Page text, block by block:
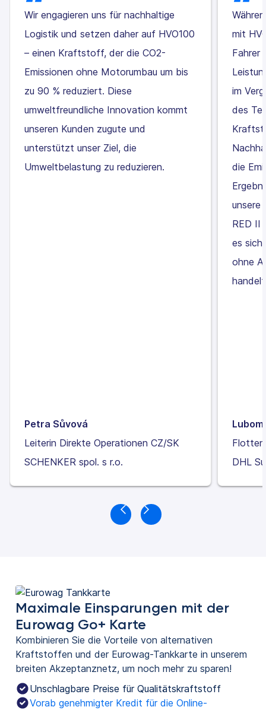
Wir engagieren uns für nachhaltige
Logistik und setzen daher auf HVO100
– einen Kraftstoff, der die CO2-
Emissionen ohne Motorumbau um bis
zu 90 % reduziert. Diese
umweltfreundliche Innovation kommt
unseren Kunden zugute und
unterstützt unser Ziel, die
Umweltbelastung zu reduzieren.
Petra Sůvová
Leiterin Direkte Operationen CZ/SK
SCHENKER spol. s r.o.
mit
Fahrer
im
des
die
unsere
RED II
es sich
ohne
DHL
Maximale Einsparungen mit der
Eurowag Go+ Karte
Kombinieren Sie die Vorteile von alternativen
Kraftstoffen und der Eurowag-Tankkarte in unserem
breiten Akzeptanznetz, um noch mehr zu sparen!
Unschlagbare Preise für Qualitätskraftstoff
Vorab genehmigter Kredit für die Online-